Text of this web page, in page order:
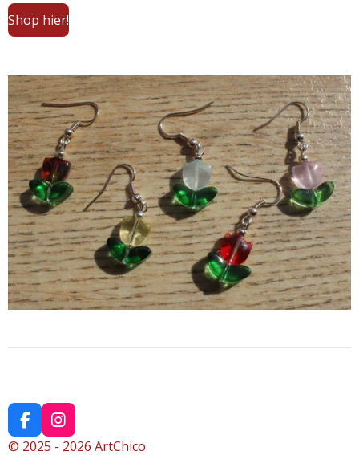
Shop hier!
F
a
I
n
© 2025 - 2026 ArtChico